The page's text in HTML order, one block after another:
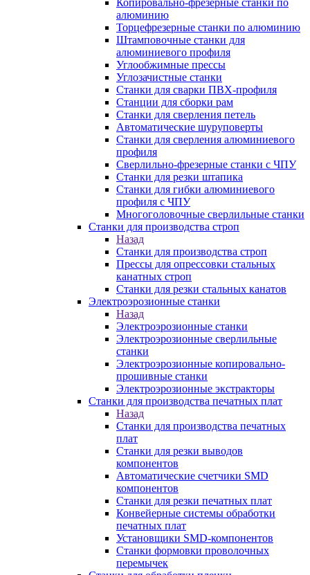
Копировально-фрезерные станки по
алюминию
Торцефрезерные станки по алюминию
Штамповочные станки для
алюминиевого профиля
Углообжимные прессы
Углозачистные станки
Станки для сварки ПВХ-профиля
Станции для сборки рам
Станки для сверления петель
Автоматические шуруповерты
Станки для сверления алюминиевого
профиля
Сверлильно-фрезерные станки с ЧПУ
Станки для резки штапика
Станки для гибки алюминиевого
профиля с ЧПУ
Многоголовочные сверлильные станки
Станки для производства строп
Назад
Станки для производства строп
Прессы для опрессовки стальных
канатных строп
Станки для резки стальных канатов
Электроэрозионные станки
Назад
Электроэрозионные станки
Электроэрозионные сверлильные
станки
Электроэрозионные копировально-
прошивные станки
Электроэрозионные экстракторы
Станки для производства печатных плат
Назад
Станки для производства печатных
плат
Станки для резки выводов
компонентов
Автоматические счетчики SMD
компонентов
Станки для резки печатных плат
Конвейерные системы обработки
печатных плат
Установщики SMD-компонентов
Станки формовки проволочных
перемычек